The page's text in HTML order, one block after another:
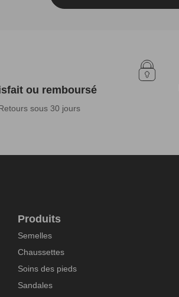
ou remboursé
sous 30 jours
Produits
Semelles
Chaussettes
Soins des pieds
Sandales